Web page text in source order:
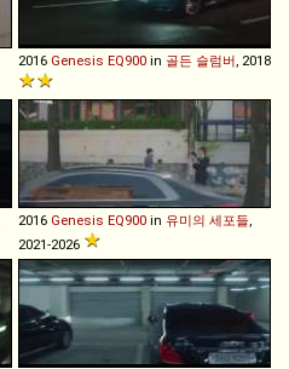
2016 Genesis EQ900 in 골든 슬럼버, 2018
2016 Genesis EQ900 in 유미의 세포들,
2021-2026